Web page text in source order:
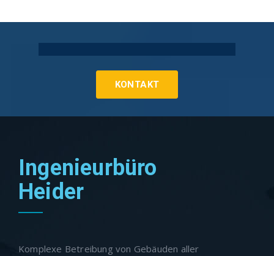
KONTAKT
Ingenieurbüro
Heider
Komplexe Betreibung von Gebäuden aller